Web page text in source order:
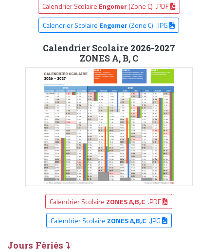
Calendrier Scolaire Engomer (Zone C) .PDF
Calendrier Scolaire Engomer(Zone C) .JPG
Calendrier Scolaire 2026-2027
ZONES A, B, C
Calendrier Scolaire ZONES A,B,C .PDF
Calendrier Scolaire ZONES A,B,C.JPG
Jours Fériés ⤵